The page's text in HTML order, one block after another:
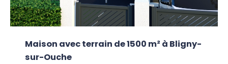
Maison avec terrain de 1500 m² à Bligny-
sur-Ouche